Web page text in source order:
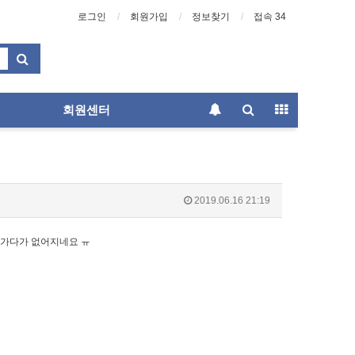
로그인 회원가입 정보찾기 접속 34
회원센터
2019.06.16 21:19
다가 없어지네요 ㅠ